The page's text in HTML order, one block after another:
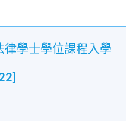
法學知識，而這些基本的
士的課程中。
仍然需要一個合資格的
律學士學位課程入學